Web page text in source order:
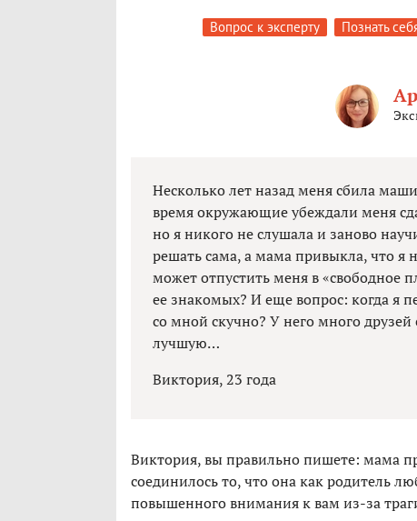
Вопрос к эксперту Познать
Несколько лет назад меня сбила
время окружающие убеждали меня
но я никого не слушала и заново
решать сама, а мама привыкла, что я
может отпустить меня в «свободное
ее знакомых? И еще вопрос: когда я
со мной скучно? У него много
лучшую…
Виктория, 23 года
Виктория, вы правильно пишете: мама
соединилось то, что она как родитель
повышенного внимания к вам из-за